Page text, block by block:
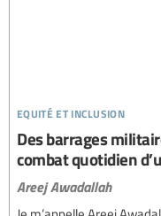
equité et inclusion
Des barrages
combat quotidien
Areej Awadallah